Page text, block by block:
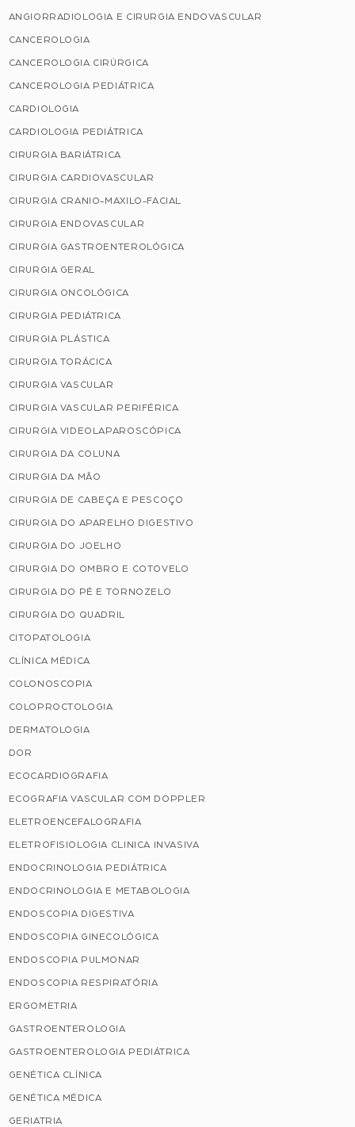
ANGIORRADIOLOGIA E CIRURGIA ENDOVASCULAR
CANCEROLOGIA
CANCEROLOGIA CIRÚRGICA
CANCEROLOGIA PEDIÁTRICA
CARDIOLOGIA
CARDIOLOGIA PEDIÁTRICA
CIRURGIA BARIÁTRICA
CIRURGIA CARDIOVASCULAR
CIRURGIA CRANIO-MAXILO-FACIAL
CIRURGIA ENDOVASCULAR
CIRURGIA GASTROENTEROLÓGICA
CIRURGIA GERAL
CIRURGIA ONCOLÓGICA
CIRURGIA PEDIÁTRICA
CIRURGIA PLÁSTICA
CIRURGIA TORÁCICA
CIRURGIA VASCULAR
CIRURGIA VASCULAR PERIFÉRICA
CIRURGIA VIDEOLAPAROSCÓPICA
CIRURGIA DA COLUNA
CIRURGIA DA MÃO
CIRURGIA DE CABEÇA E PESCOÇO
CIRURGIA DO APARELHO DIGESTIVO
CIRURGIA DO JOELHO
CIRURGIA DO OMBRO E COTOVELO
CIRURGIA DO PÉ E TORNOZELO
CIRURGIA DO QUADRIL
CITOPATOLOGIA
CLÍNICA MÉDICA
COLONOSCOPIA
COLOPROCTOLOGIA
DERMATOLOGIA
DOR
ECOCARDIOGRAFIA
ECOGRAFIA VASCULAR COM DOPPLER
ELETROENCEFALOGRAFIA
ELETROFISIOLOGIA CLINICA INVASIVA
ENDOCRINOLOGIA PEDIÁTRICA
ENDOCRINOLOGIA E METABOLOGIA
ENDOSCOPIA DIGESTIVA
ENDOSCOPIA GINECOLÓGICA
ENDOSCOPIA PULMONAR
ENDOSCOPIA RESPIRATÓRIA
ERGOMETRIA
GASTROENTEROLOGIA
GASTROENTEROLOGIA PEDIÁTRICA
GENÉTICA CLÍNICA
GENÉTICA MÉDICA
GERIATRIA